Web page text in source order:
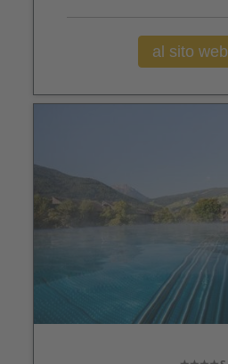
al sito web